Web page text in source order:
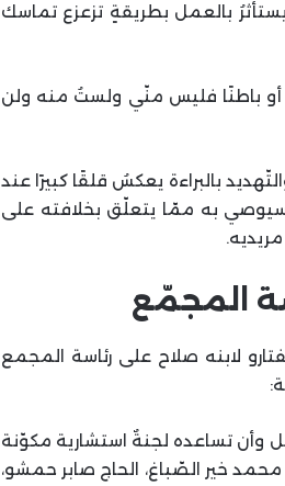
بالعمل بطريقةٍ تزعزع تماسك
أو باطنًا فليس منّي ولستُ منه ولن
بالبراءة يعكسُ قلقًا كبيرًا عند
به ممّا يتعلّق بخلافته على
المجمّع
لابنه صلاح على رئاسة المجمع
تساعده لجنةٌ استشارية مكوّنة
خير الصّباغ، الحاج صابر حمشو،